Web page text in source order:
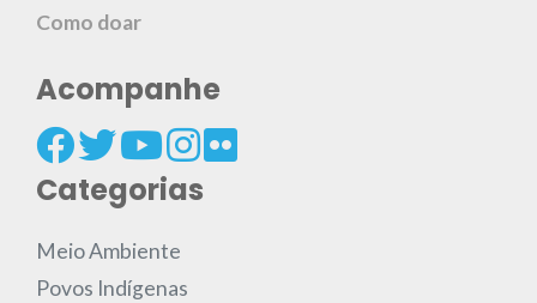
Como doar
Acompanhe
Categorias
Meio Ambiente
Povos Indígenas